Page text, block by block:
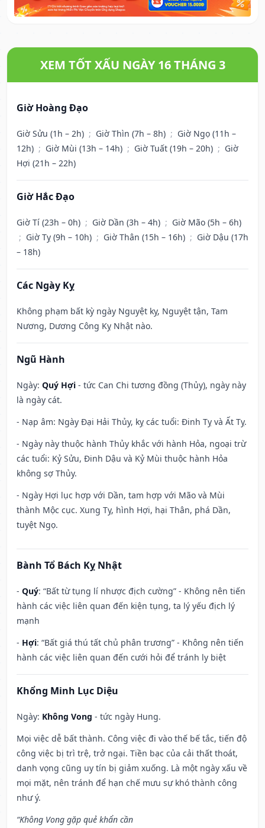
XEM TỐT XẤU NGÀY 16 THÁNG 3
Giờ Hoàng Đạo
Giờ Sửu (1h – 2h) ; Giờ Thìn (7h – 8h) ; Giờ Ngọ (11h –
12h) ; Giờ Mùi (13h – 14h) ; Giờ Tuất (19h – 20h) ; Giờ
Hợi (21h – 22h)
Giờ Hắc Đạo
Giờ Tí (23h – 0h) ; Giờ Dần (3h – 4h) ; Giờ Mão (5h – 6h)
; Giờ Tỵ (9h – 10h) ; Giờ Thân (15h – 16h) ; Giờ Dậu (17h
– 18h)
Các Ngày Kỵ
Không phạm bất kỳ ngày Nguyệt kỵ, Nguyệt tận, Tam
Nương, Dương Công Kỵ Nhật nào.
Ngũ Hành
Ngày: Quý Hợi - tức Can Chi tương đồng (Thủy), ngày này
là ngày cát.
- Nạp âm: Ngày Đại Hải Thủy, kỵ các tuổi: Đinh Tỵ và Ất Tỵ.
- Ngày này thuộc hành Thủy khắc với hành Hỏa, ngoại trừ
các tuổi: Kỷ Sửu, Đinh Dậu và Kỷ Mùi thuộc hành Hỏa
không sợ Thủy.
- Ngày Hợi lục hợp với Dần, tam hợp với Mão và Mùi
thành Mộc cục. Xung Tỵ, hình Hợi, hại Thân, phá Dần,
tuyệt Ngọ.
Bành Tổ Bách Kỵ Nhật
- Quý: “Bất từ tụng lí nhược địch cường” - Không nên tiến
hành các việc liên quan đến kiện tụng, ta lý yếu địch lý
mạnh
- Hợi: “Bất giá thú tất chủ phân trương” - Không nên tiến
hành các việc liên quan đến cưới hỏi để tránh ly biệt
Khổng Minh Lục Diệu
Ngày: Không Vong - tức ngày Hung.
Mọi việc dễ bất thành. Công việc đi vào thế bế tắc, tiến độ
công việc bị trì trệ, trở ngại. Tiền bạc của cải thất thoát,
danh vọng cũng uy tín bị giảm xuống. Là một ngày xấu về
mọi mặt, nên tránh để hạn chế mưu sự khó thành công
như ý.
“Không Vong gặp quẻ khẩn cần